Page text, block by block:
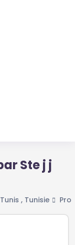
Ste j j
, Tunisie